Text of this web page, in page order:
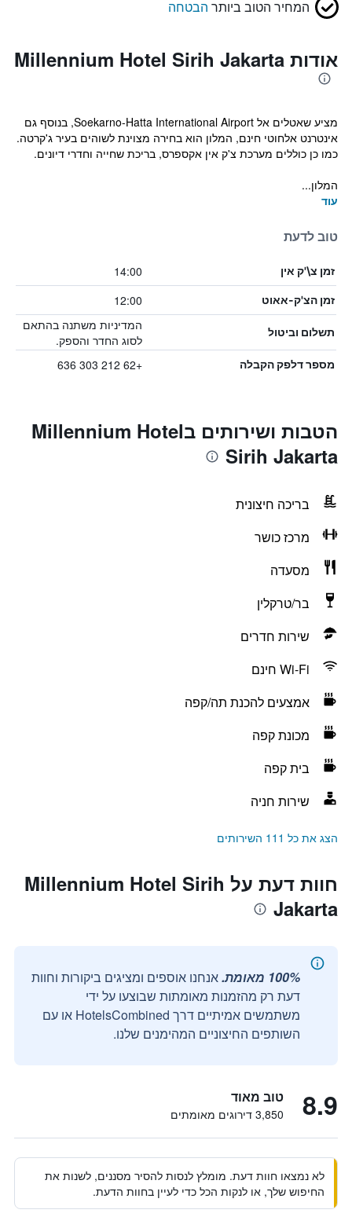
המחיר הטוב ביותר הבטחה
אודות Millennium Hotel Sirih Jakarta
מציע שאטלים אל Soekarno-Hatta International Airport, בנוסף גם
אינטרנט אלחוטי חינם, המלון הוא בחירה מצוינת לשוהים בעיר ג'קרטה.
כמו כן כוללים מערכת צ'ק אין אקספרס, בריכת שחייה וחדרי דיונים.
המלון...
עוד
טוב לדעת
זמן צ\'ק אין 14:00
זמן הצ'ק-אאוט 12:00
תשלום וביטול
המדיניות משתנה בהתאם
לסוג החדר והספק.
מספר דלפק הקבלה +62 212 303 636
הטבות ושירותים בMillennium Hotel
Sirih Jakarta
בריכה חיצונית
מרכז כושר
מסעדה
בר/טרקלין
שירות חדרים
Wi-Fi חינם
אמצעים להכנת תה/קפה
מכונת קפה
בית קפה
שירות חניה
הצג את כל 111 השירותים
חוות דעת על Millennium Hotel Sirih
Jakarta
100% מאומת.
אנחנו אוספים ומציגים ביקורות וחוות
דעת רק מהזמנות מאומתות שבוצעו על ידי
משתמשים אמיתיים דרך HotelsCombined או עם
השותפים החיצוניים המהימנים שלנו.
8.9 טוב מאוד
3,850 דירוגים מאומתים
לא נמצאו חוות דעת. מומלץ לנסות להסיר מסננים, לשנות את
החיפוש שלך, או לנקות הכל כדי לעיין בחוות הדעת.